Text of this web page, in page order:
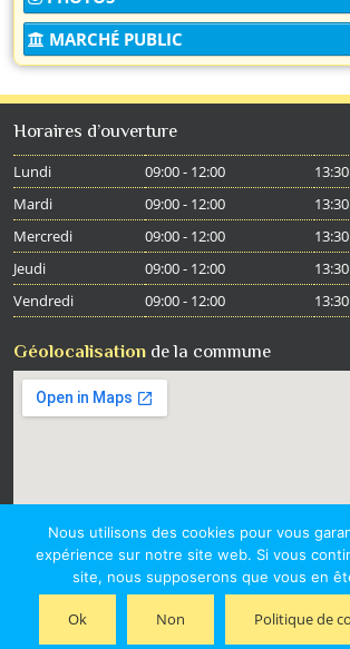
MARCHÉ PUBLIC
Horaires d’ouverture
Lundi 09:00 - 12:00
Mardi
09:00 - 12:00
Mercredi
09:00 - 12:00
Jeudi
09:00 - 12:00
Vendredi
09:00 - 12:00
Géolocalisation de la commune
Copyright 2016 | Tous droits réservés |
Nous utilisons des cookies pour vous
expérience sur notre site web. Si vous
site, nous supposerons que vous en
Ok Non Politique de